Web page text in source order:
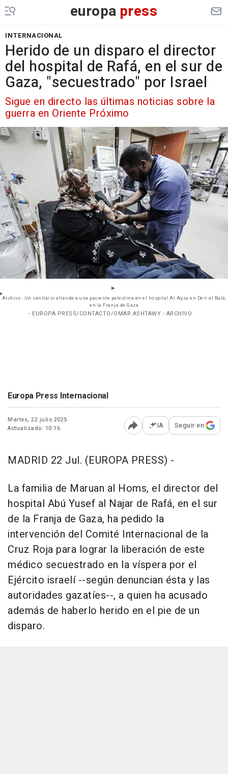
europa press
INTERNACIONAL
Herido de un disparo el director
del hospital de Rafá, en el sur de
Gaza, "secuestrado" por Israel
Sigue en directo las últimas noticias sobre la
guerra en Oriente Próximo
Archivo - Un sanitario atiende a una paciente palestina en el hospital Al Aqsa en Deir al Balá,
en la Franja de Gaza
- EUROPA PRESS/CONTACTO/OMAR ASHTAWY - ARCHIVO
Europa Press Internacional
Martes, 22 julio 2025
Actualizado: 10:16
Abrir opciones para
IA Seguir en
MADRID 22 Jul. (EUROPA PRESS) -
La familia de Maruan al Homs, el director del
hospital Abú Yusef al Najar de Rafá, en el sur
de la Franja de Gaza, ha pedido la
intervención del Comité Internacional de la
Cruz Roja para lograr la liberación de este
médico secuestrado en la víspera por el
Ejército israelí --según denuncian ésta y las
autoridades gazatíes--, a quien ha acusado
además de haberlo herido en el pie de un
disparo.